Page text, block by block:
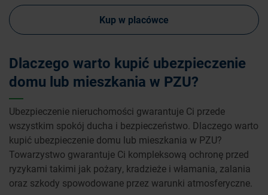
Kup w placówce
Dlaczego warto kupić ubezpieczenie
domu lub mieszkania w PZU?
Ubezpieczenie nieruchomości gwarantuje Ci przede
wszystkim spokój ducha i bezpieczeństwo. Dlaczego warto
kupić ubezpieczenie domu lub mieszkania w PZU?
Towarzystwo gwarantuje Ci kompleksową ochronę przed
ryzykami takimi jak pożary, kradzieże i włamania, zalania
oraz szkody spowodowane przez warunki atmosferyczne.